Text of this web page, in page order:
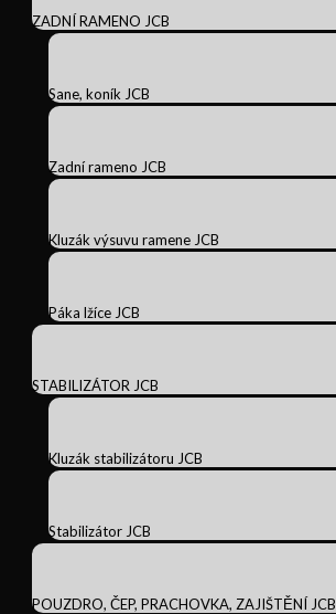
ZADNÍ RAMENO JCB
Sane, koník JCB
Zadní rameno JCB
Kluzák výsuvu ramene JCB
Páka lžíce JCB
STABILIZÁTOR JCB
Kluzák stabilizátoru JCB
Stabilizátor JCB
POUZDRO, ČEP, PRACHOVKA, ZAJIŠTĚNÍ JCB